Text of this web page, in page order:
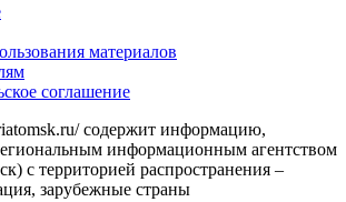
материалов
соглашение
содержит информацию,
информационным агентством
с территорией распространения –
зарубежные страны